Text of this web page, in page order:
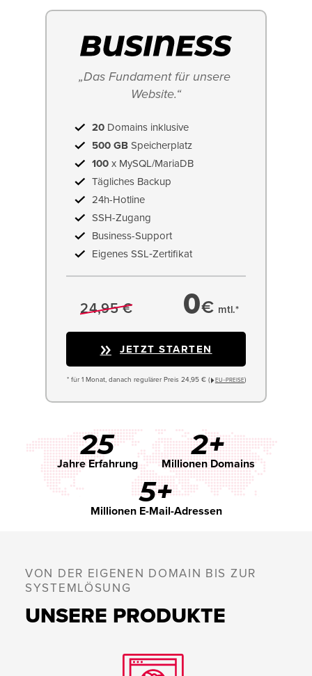
„Das Fundament für unsere
Website.“
20 Domains inklusive
500 GB Speicherplatz
100 x MySQL/MariaDB
Tägliches Backup
24h-Hotline
SSH-Zugang
Business-Support
Eigenes SSL‑Zertifikat
24,95 € 0€ mtl.*
JETZT STARTEN
* für 1 Monat, danach regulärer Preis 24,95 € ( EU−PREISE)
25
Jahre Erfahrung
2+
Millionen Domains
5+
Millionen E-Mail-Adressen
VON DER EIGENEN DOMAIN BIS ZUR
SYSTEMLÖSUNG
UNSERE PRODUKTE